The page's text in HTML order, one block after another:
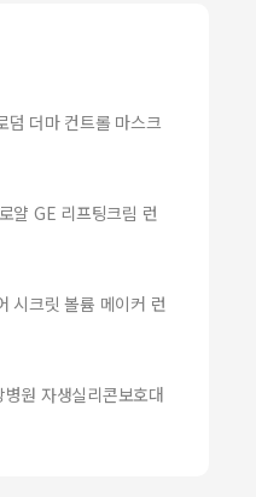
더마 컨트롤 마스크
얄 GE 리프팅크림 런
시크릿 볼륨 메이커 런
원 자생실리콘보호대